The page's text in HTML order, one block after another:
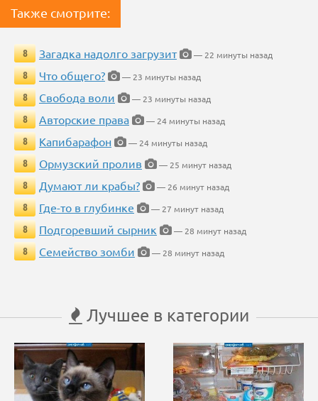
Также смотрите:
8 Загадка надолго загрузит
— 22 минуты назад
8
Что общего?
— 23 минуты назад
8
Свобода воли
— 23 минуты назад
8
Авторские права
— 24 минуты назад
8
Капибарафон
— 24 минуты назад
8
Ормузский пролив
— 25 минут назад
8
Думают ли крабы?
— 26 минут назад
8
Где-то в глубинке
— 27 минут назад
8
Подгоревший сырник
— 28 минут назад
8
Семейство зомби — 28 минут назад
Лучшее в категории